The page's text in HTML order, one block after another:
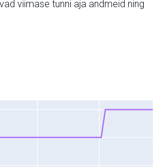
viimase tunni aja andmeid ning